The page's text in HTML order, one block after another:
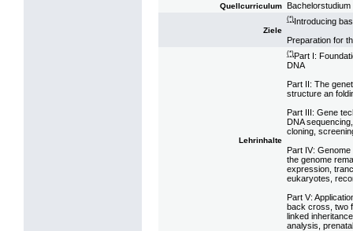
Quellcurriculum
Ziele
(*)Introducing
Preparation for
Lehrinhalte
(*)Part I:
DNA
Part II: The
structure an
Part III: Gene
DNA
cloning,
Part IV:
the genome
expression,
eukaryotes,
Part V:
back cross, two
linked
analysis,